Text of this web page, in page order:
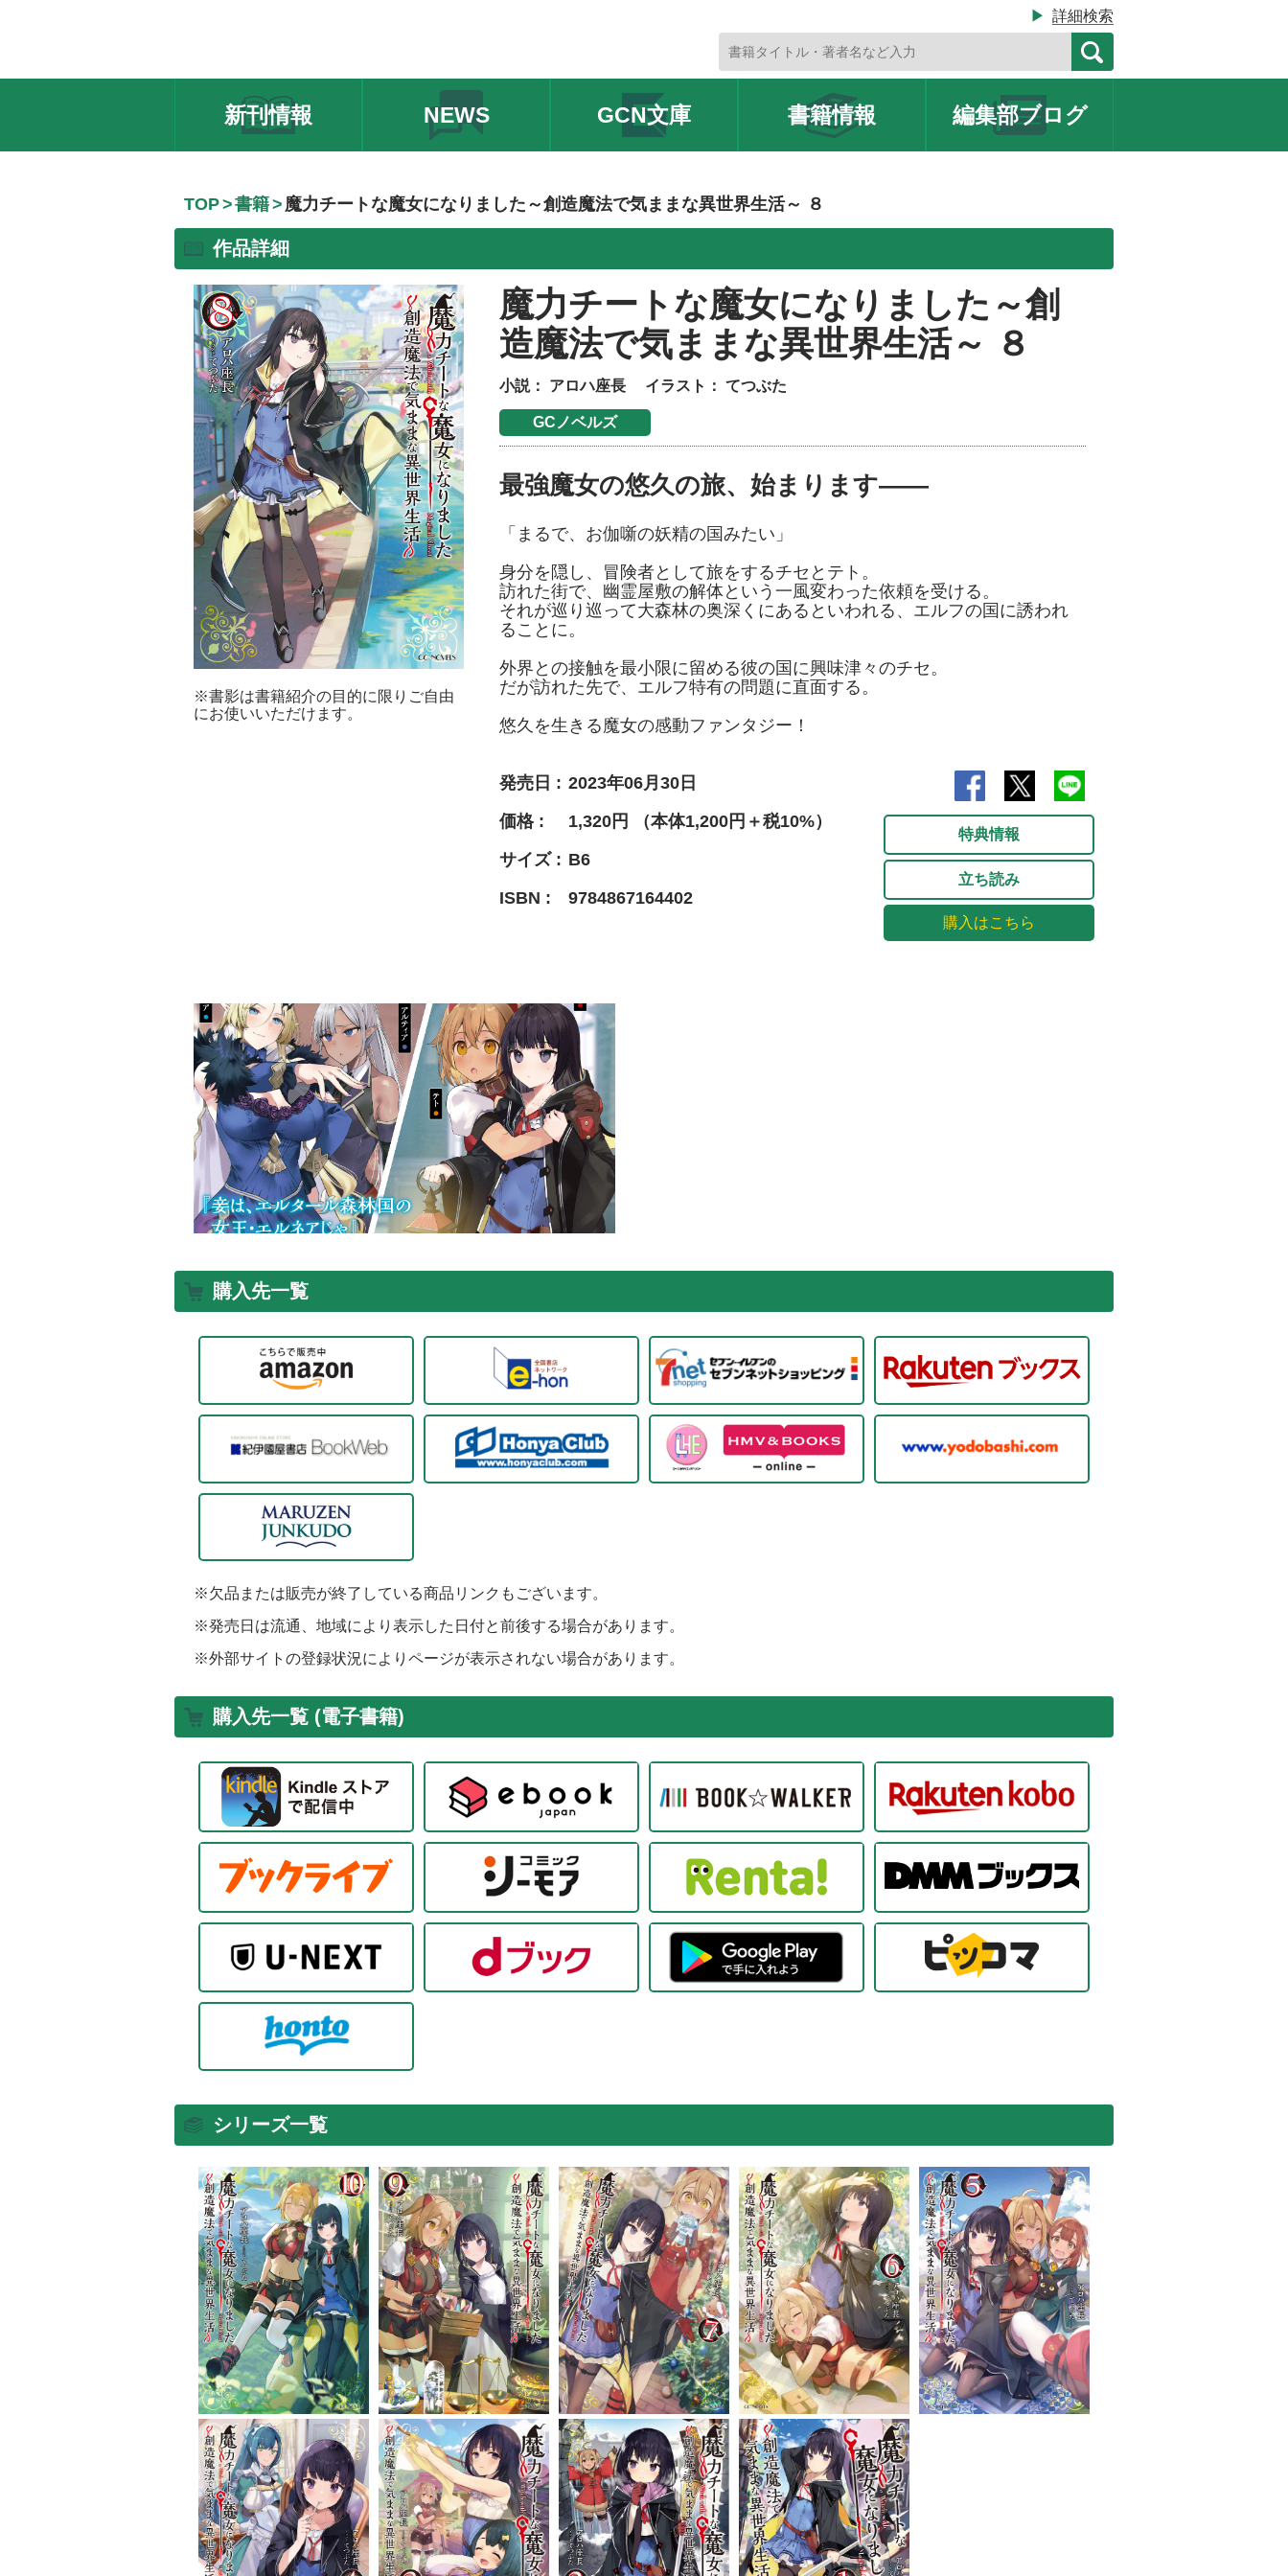
▶ 詳細検索
新刊情報 NEWS GCN文庫 書籍情報 編集部ブログ
TOP 書籍 魔力チートな魔女になりました～創造魔法で気ままな異世界生活～ ８
作品詳細
魔力チートな魔女になりました～創
造魔法で気ままな異世界生活～ ８
小説： アロハ座長 イラスト：てつぶた
GCノベルズ
最強魔女の悠久の旅、始まります――
「まるで、お伽噺の妖精の国みたい」
身分を隠し、冒険者として旅をするチセとテト。
訪れた街で、幽霊屋敷の解体という一風変わった依頼を受ける。
それが巡り巡って大森林の奥深くにあるといわれる、エルフの国に誘われ
ることに。
外界との接触を最小限に留める彼の国に興味津々のチセ。
だが訪れた先で、エルフ特有の問題に直面する。
悠久を生きる魔女の感動ファンタジー！
発売日
2023年06月30日
価格
1,320円 （本体1,200円＋税10%）
サイズ
B6
ISBN
9784867164402
※書影は書籍紹介の目的に限りご自由
にお使いいただけます。
特典情報
立ち読み
購入はこちら
購入先一覧
※欠品または販売が終了している商品リンクもございます。
※発売日は流通、地域により表示した日付と前後する場合があります。
※外部サイトの登録状況によりページが表示されない場合があります。
購入先一覧 (電子書籍)
シリーズ一覧